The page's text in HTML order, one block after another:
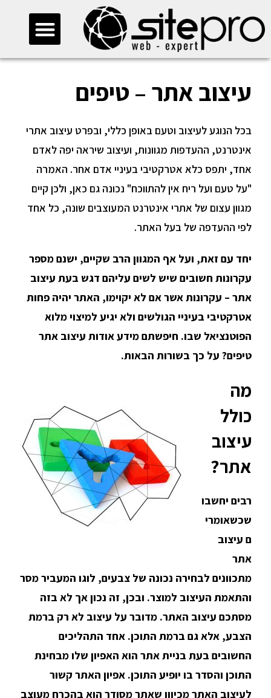
> בלוג שלנו > עיצוב אתר טיפים
עיצוב אתר – טיפים
בכל הנוגע לעיצוב וטעם באופן כללי, ובפרט עיצוב אתרי
אינטרנט, ההעדפות מגוונות, ועיצוב שיראה יפה לאדם
אחד, יתפס כלא אטרקטיבי בעיניי אדם אחר. האמרה
"על טעם ועל ריח אין להתווכח" נכונה גם כאן, ולכן קיים
מגוון עצום של אתרי אינטרנט המעוצבים שונה, כל אחד
לפי ההעדפה של בעל האתר.
יחד עם זאת, ועל אף המגוון הרב שקיים, ישנם מספר
עקרונות חשובים שיש לשים עליהם דגש בעת עיצוב
אתר – עקרונות אשר אם לא יקוימו, האתר יהיה פחות
אטרקטיבי בעיניי הגולשים ולא יגיע למיצוי מלוא
הפוטנציאל שבו. חיפשתם מידע אודות עיצוב אתר
טיפים? על כך בשורות הבאות.
מה
כולל
עיצוב
אתר?
רבים יחשבו
שכשאומרי
ם עיצוב
אתר
מתכוונים לבחירה נכונה של צבעים, לוגו המעביר מסר
והתאמת העיצוב למוצר. ובכן, זה נכון אך לא בזה
מסתכם עיצוב האתר. מדובר על עיצוב לא רק ברמת
הצבע, אלא גם ברמת התוכן. אחד התהליכים
החשובים בעת בניית אתר הוא האפיון שלו מבחינת
התוכן והסדר בו יופיע התוכן. אפיון האתר קשור
לעיצוב האתר מכיוון שאתר מסודר הוא בהכרח מעוצב